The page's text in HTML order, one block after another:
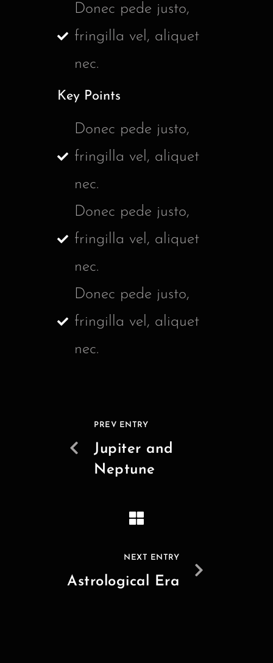
Donec pede justo,
fringilla vel, aliquet
nec.
Key Points
Donec pede justo,
fringilla vel, aliquet
nec.
Donec pede justo,
fringilla vel, aliquet
nec.
Donec pede justo,
fringilla vel, aliquet
nec.
PREV ENTRY
Jupiter and
Neptune
NEXT ENTRY
Astrological Era